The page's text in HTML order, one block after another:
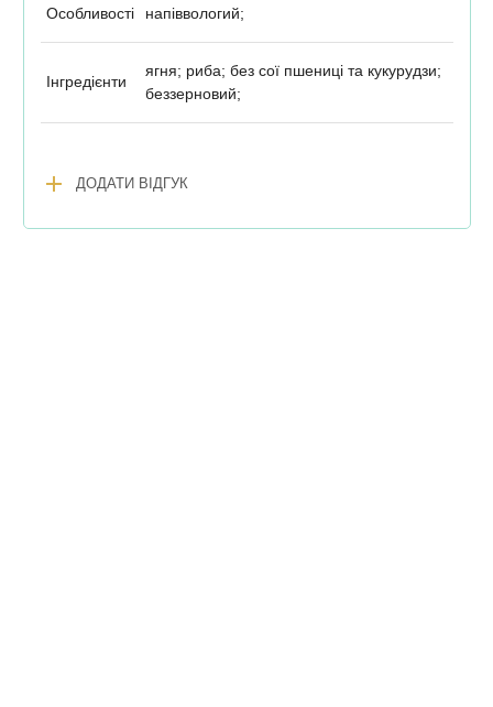
Особливості напіввологий;
Інгредієнти
ягня; риба; без сої пшениці та кукурудзи;
беззерновий;
add ДОДАТИ ВІДГУК